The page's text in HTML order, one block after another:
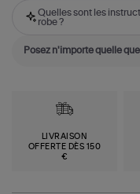
Quelles sont les
robe ?
LIVRAISON
OFFERTE DÈS 150
€